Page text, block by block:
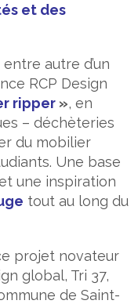
et des
autre d’un
RCP Design
ripper », en
– déchèteries
du mobilier
Une base
une inspiration
tout au long du
projet novateur
global, Tri 37,
de Saint-